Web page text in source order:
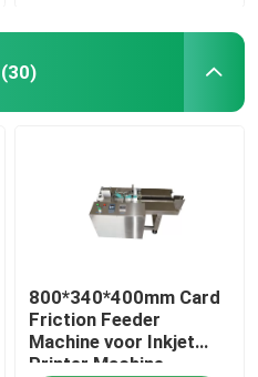
(30)
800*340*400mm Card
Friction Feeder
Machine voor Inkjet
Printer Machine